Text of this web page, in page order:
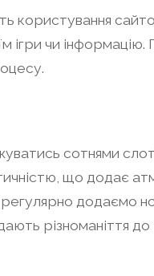
користування
ігри чи
сотнями
що додає
додаємо
різноманіття до